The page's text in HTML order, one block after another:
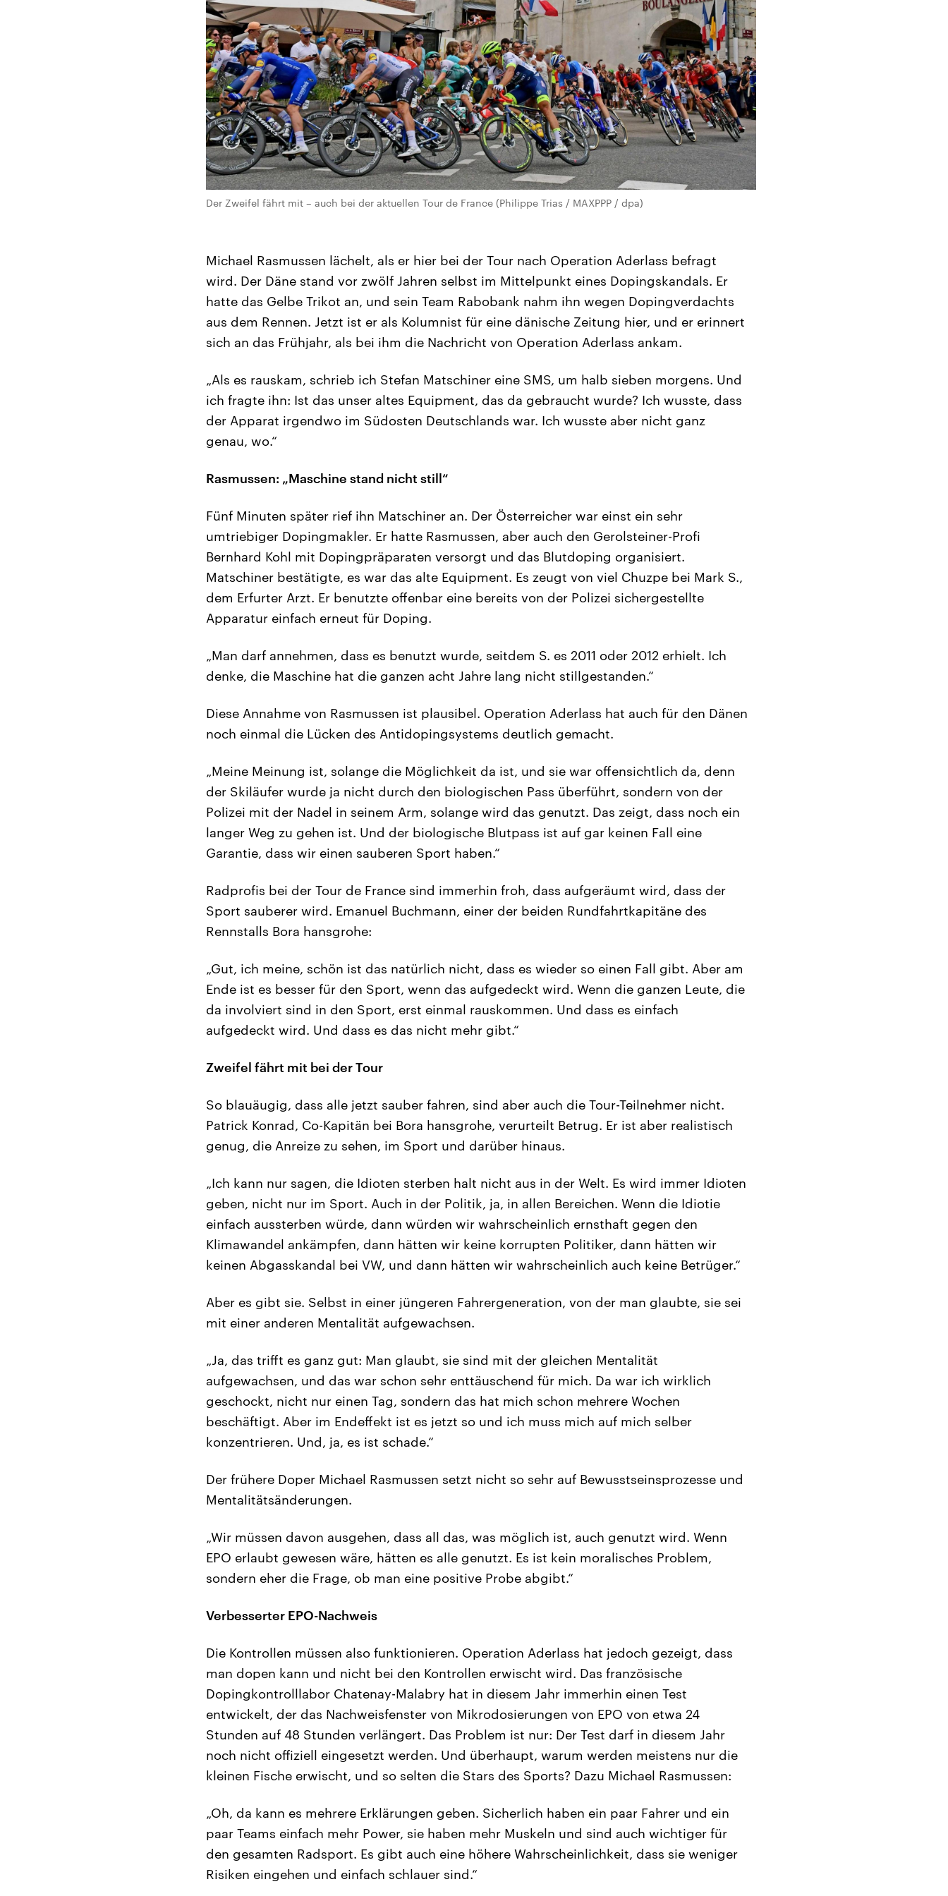
Der Zweifel fährt mit – auch bei der aktuellen Tour de France (Philippe Trias / MAXPPP / dpa)
Michael Rasmussen lächelt, als er hier bei der Tour nach Operation Aderlass befragt
wird. Der Däne stand vor zwölf Jahren selbst im Mittelpunkt eines Dopingskandals. Er
hatte das Gelbe Trikot an, und sein Team Rabobank nahm ihn wegen Dopingverdachts
aus dem Rennen. Jetzt ist er als Kolumnist für eine dänische Zeitung hier, und er erinnert
sich an das Frühjahr, als bei ihm die Nachricht von Operation Aderlass ankam.
„Als es rauskam, schrieb ich Stefan Matschiner eine SMS, um halb sieben morgens. Und
ich fragte ihn: Ist das unser altes Equipment, das da gebraucht wurde? Ich wusste, dass
der Apparat irgendwo im Südosten Deutschlands war. Ich wusste aber nicht ganz
genau, wo.“
Rasmussen: „Maschine stand nicht still“
Fünf Minuten später rief ihn Matschiner an. Der Österreicher war einst ein sehr
umtriebiger Dopingmakler. Er hatte Rasmussen, aber auch den Gerolsteiner-Profi
Bernhard Kohl mit Dopingpräparaten versorgt und das Blutdoping organisiert.
Matschiner bestätigte, es war das alte Equipment. Es zeugt von viel Chuzpe bei Mark S.,
dem Erfurter Arzt. Er benutzte offenbar eine bereits von der Polizei sichergestellte
Apparatur einfach erneut für Doping.
„Man darf annehmen, dass es benutzt wurde, seitdem S. es 2011 oder 2012 erhielt. Ich
denke, die Maschine hat die ganzen acht Jahre lang nicht stillgestanden.“
Diese Annahme von Rasmussen ist plausibel. Operation Aderlass hat auch für den Dänen
noch einmal die Lücken des Antidopingsystems deutlich gemacht.
„Meine Meinung ist, solange die Möglichkeit da ist, und sie war offensichtlich da, denn
der Skiläufer wurde ja nicht durch den biologischen Pass überführt, sondern von der
Polizei mit der Nadel in seinem Arm, solange wird das genutzt. Das zeigt, dass noch ein
langer Weg zu gehen ist. Und der biologische Blutpass ist auf gar keinen Fall eine
Garantie, dass wir einen sauberen Sport haben.“
Radprofis bei der Tour de France sind immerhin froh, dass aufgeräumt wird, dass der
Sport sauberer wird. Emanuel Buchmann, einer der beiden Rundfahrtkapitäne des
Rennstalls Bora hansgrohe:
„Gut, ich meine, schön ist das natürlich nicht, dass es wieder so einen Fall gibt. Aber am
Ende ist es besser für den Sport, wenn das aufgedeckt wird. Wenn die ganzen Leute, die
da involviert sind in den Sport, erst einmal rauskommen. Und dass es einfach
aufgedeckt wird. Und dass es das nicht mehr gibt.“
Zweifel fährt mit bei der Tour
So blauäugig, dass alle jetzt sauber fahren, sind aber auch die Tour-Teilnehmer nicht.
Patrick Konrad, Co-Kapitän bei Bora hansgrohe, verurteilt Betrug. Er ist aber realistisch
genug, die Anreize zu sehen, im Sport und darüber hinaus.
„Ich kann nur sagen, die Idioten sterben halt nicht aus in der Welt. Es wird immer Idioten
geben, nicht nur im Sport. Auch in der Politik, ja, in allen Bereichen. Wenn die Idiotie
einfach aussterben würde, dann würden wir wahrscheinlich ernsthaft gegen den
Klimawandel ankämpfen, dann hätten wir keine korrupten Politiker, dann hätten wir
keinen Abgasskandal bei VW, und dann hätten wir wahrscheinlich auch keine Betrüger.“
Aber es gibt sie. Selbst in einer jüngeren Fahrergeneration, von der man glaubte, sie sei
mit einer anderen Mentalität aufgewachsen.
„Ja, das trifft es ganz gut: Man glaubt, sie sind mit der gleichen Mentalität
aufgewachsen, und das war schon sehr enttäuschend für mich. Da war ich wirklich
geschockt, nicht nur einen Tag, sondern das hat mich schon mehrere Wochen
beschäftigt. Aber im Endeffekt ist es jetzt so und ich muss mich auf mich selber
konzentrieren. Und, ja, es ist schade.“
Der frühere Doper Michael Rasmussen setzt nicht so sehr auf Bewusstseinsprozesse und
Mentalitätsänderungen.
„Wir müssen davon ausgehen, dass all das, was möglich ist, auch genutzt wird. Wenn
EPO erlaubt gewesen wäre, hätten es alle genutzt. Es ist kein moralisches Problem,
sondern eher die Frage, ob man eine positive Probe abgibt.“
Verbesserter EPO-Nachweis
Die Kontrollen müssen also funktionieren. Operation Aderlass hat jedoch gezeigt, dass
man dopen kann und nicht bei den Kontrollen erwischt wird. Das französische
Dopingkontrolllabor Chatenay-Malabry hat in diesem Jahr immerhin einen Test
entwickelt, der das Nachweisfenster von Mikrodosierungen von EPO von etwa 24
Stunden auf 48 Stunden verlängert. Das Problem ist nur: Der Test darf in diesem Jahr
noch nicht offiziell eingesetzt werden. Und überhaupt, warum werden meistens nur die
kleinen Fische erwischt, und so selten die Stars des Sports? Dazu Michael Rasmussen:
„Oh, da kann es mehrere Erklärungen geben. Sicherlich haben ein paar Fahrer und ein
paar Teams einfach mehr Power, sie haben mehr Muskeln und sind auch wichtiger für
den gesamten Radsport. Es gibt auch eine höhere Wahrscheinlichkeit, dass sie weniger
Risiken eingehen und einfach schlauer sind.“